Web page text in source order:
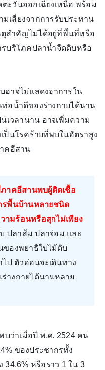
ะวันออกเฉียงเหนือ พร้อม
เสี่ยงจากการรับประทาน
ตุสำคัญไม่ได้อยู่ที่พื้นที่หรือ
รบริโภคปลาน้ำจืดดิบหรือ
อาจไม่แสดงอาการใน
อน้ำดีของร่างกายได้นาน
เวลานาน อาจเพิ่มความ
เป็นโรคร้ายที่พบในอัตราสูง
คอีสาน
ภาคอีสานพบผู้ติดเชื้อ
รพื้นบ้านหลายชนิด
ามร้อนหรือสุกไม่เพียง
ปลาส้ม ปลาจ่อม และ
องพยาธิใบไม้ตับ
ป ตัวอ่อนจะเดินทาง
างกายได้นานหลาย
บว่าเมื่อปี พ.ศ. 2524 คน
ของประชากรทั้ง
34.6% หรือราว 1 ใน 3